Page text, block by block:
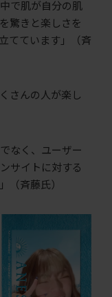
で肌が自分の肌
驚きと楽しさを
てています」（斉
さんの人が楽し
なく、ユーザー
サイトに対する
（斉藤氏）